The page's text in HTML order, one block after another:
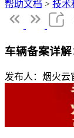
帮助文档 > 技术
车辆备案详
发布人：烟火云